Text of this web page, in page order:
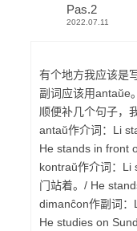
Pas.2
2022.07.11
有个地方我应该是
副词应该用antaŭe。
顺便补几个句子，
antaŭ作介词：Li
He stands in front
kontraŭ作介词：Li
门站着。/ He
dimanĉon作副词
He studies on